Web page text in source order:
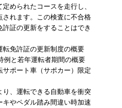
められたコースを走行し、
されます。この検査に不合格
許証の更新をすることはでき
転免許証の更新制度の概要
サポート車（サポカー）限定
り、運転できる自動車を衝突
キやペダル踏み間違い時加速